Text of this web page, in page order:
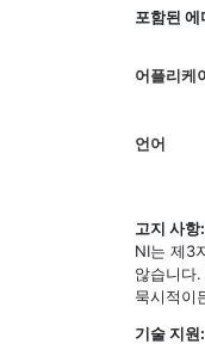
포함된 에
어플리케
언어
고지 사항:
NI는 제3
않습니다
묵시적이
기술 지원: